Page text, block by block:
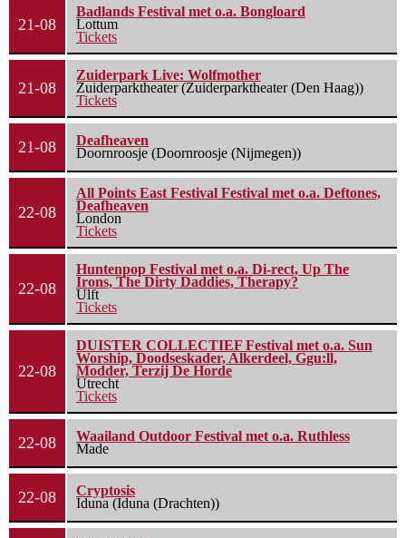
21-08
Badlands Festival met o.a. Bongloard
Lottum
Tickets
21-08
Zuiderpark Live: Wolfmother
Zuiderparktheater (Zuiderparktheater (Den Haag))
Tickets
21-08
Deafheaven
Doornroosje (Doornroosje (Nijmegen))
22-08
All Points East Festival Festival met o.a. Deftones,
Deafheaven
London
Tickets
22-08
Huntenpop Festival met o.a. Di-rect, Up The
Irons, The Dirty Daddies, Therapy?
Ulft
Tickets
22-08
DUISTER COLLECTIEF Festival met o.a. Sun
Worship, Doodseskader, Alkerdeel, Ggu:ll,
Modder, Terzij De Horde
Utrecht
Tickets
22-08
Waailand Outdoor Festival met o.a. Ruthless
Made
22-08
Cryptosis
Iduna (Iduna (Drachten))